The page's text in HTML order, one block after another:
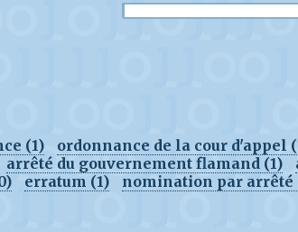
(1)
ordonnance de la cour d'appel
arrêté du gouvernement flamand (1)
erratum (1) nomination par arrêté